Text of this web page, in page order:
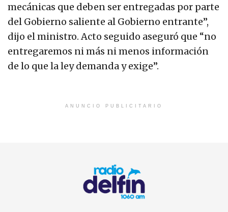
mecánicas que deben ser entregadas por parte
del Gobierno saliente al Gobierno entrante”,
dijo el ministro. Acto seguido aseguró que “no
entregaremos ni más ni menos información
de lo que la ley demanda y exige”.
ANUNCIO PUBLICITARIO